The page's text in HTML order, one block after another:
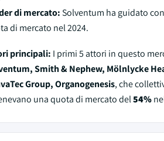
di mercato:Solventum ha guidato
di mercato nel 2024.
principali: I primi 5 attori in questo
Smith & Nephew, Mölnlycke
Group, Organogenesis, che
una quota di mercato del54%